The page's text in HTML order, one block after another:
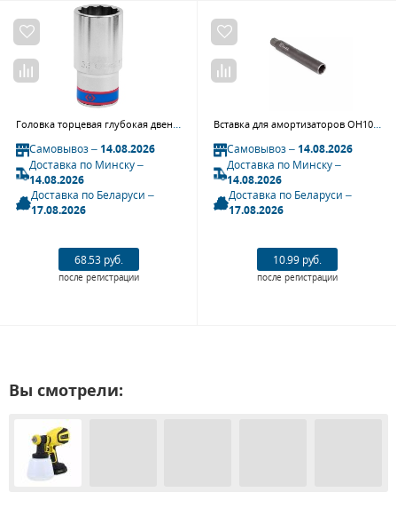
Самовывоз –14.08.2026
Доставка по Минску –
14.08.2026
Доставка по Беларуси –
17.08.2026
68.53 руб.
после регистрации
Самовывоз –14.08.2026
Доставка по Минску –
14.08.2026
Доставка по Беларуси –
17.08.2026
10.99 руб.
после регистрации
Вы смотрели: